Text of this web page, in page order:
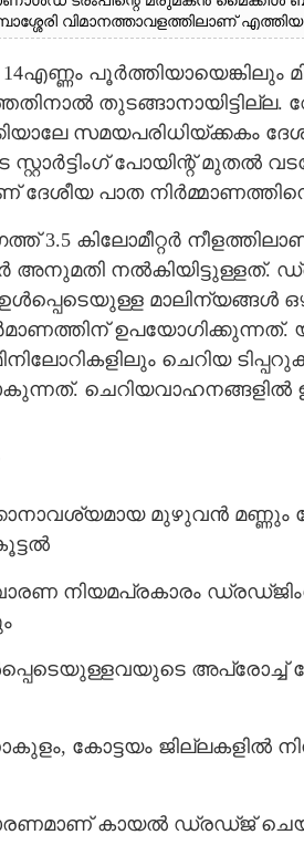
വിമാനത്താവളത്തിലാണ്
പൂർത്തിയായെങ്കിലും
തുടങ്ങാനായിട്ടില്ല.
സമയപരിധിയ്ക്കകം
പോയിന്റ് മുതൽ
പാത
3.5 കിലോമീറ്റർ
അനുമതി നൽകിയിട്ടുള്ളത്.
ഉൾപ്പെടെയുള്ള മാലിന്യങ്ങൾ
ഉപയോഗിക്കുന്നത്.
ചെറിയ
ചെറിയവാഹനങ്ങളിൽ
മുഴുവൻ മണ്ണും
നിയമപ്രകാരം
കോട്ടയം ജില്ലകളിൽ
കാരണമാണ് കായൽ ഡ്ര‌ഡ്ജ്